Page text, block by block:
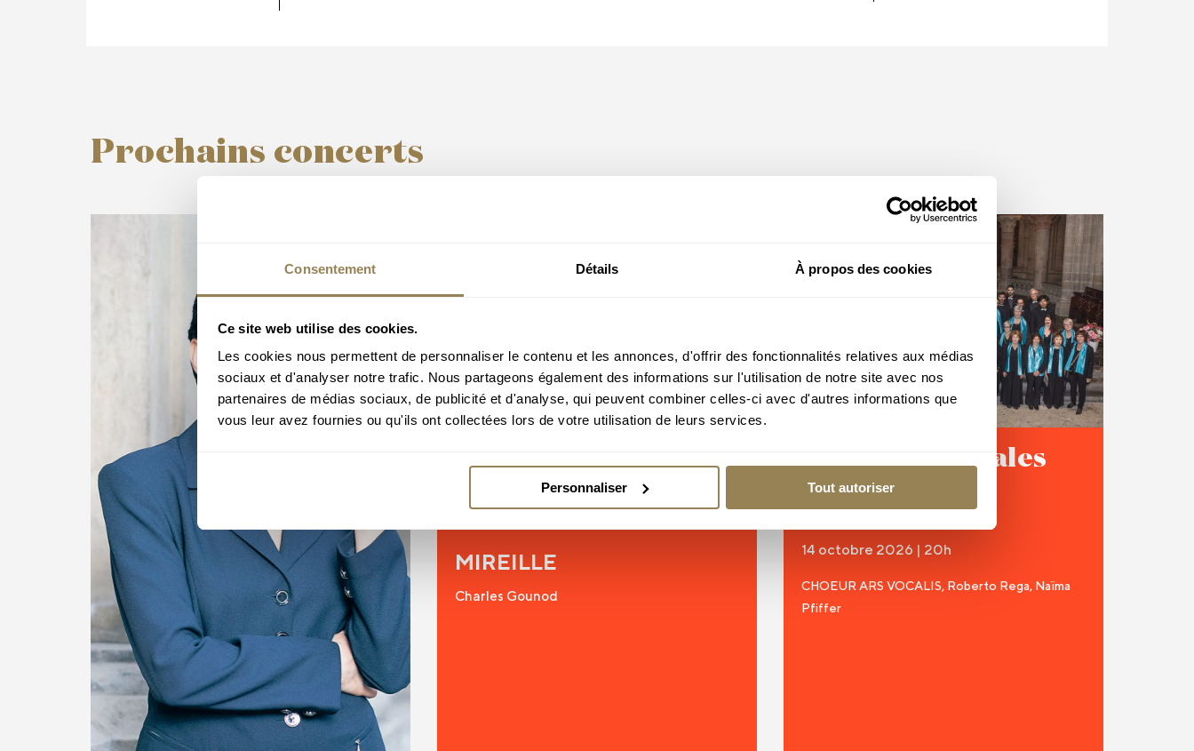
Consentement Détails À propos des cookies
Ce site web utilise des cookies.
Les cookies nous permettent de personnaliser le contenu et les annonces, d'offrir des fonctionnalités relatives aux médias
sociaux et d'analyser notre trafic. Nous partageons également des informations sur l'utilisation de notre site avec nos
partenaires de médias sociaux, de publicité et d'analyse, qui peuvent combiner celles-ci avec d'autres informations que
vous leur avez fournies ou qu'ils ont collectées lors de votre utilisation de leurs services.
Personnaliser Tout autoriser
Prochains concerts
Opéra de Lausanne
04, 06, 09, 11 octobre 2026 | 15h, 17h, 19h,
MIREILLE
Charles Gounod
Sociétés chorales
vaudoises
14 octobre 2026 | 20h
CHOEUR ARS VOCALIS, Roberto Rega, Naïma
Pfiffer